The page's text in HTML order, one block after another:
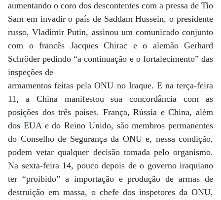
aumentando o coro dos descontentes com a pressa de Tio
Sam em invadir o país de Saddam Hussein, o presidente
russo, Vladimir Putin, assinou um comunicado conjunto
com o francês Jacques Chirac e o alemão Gerhard
Schröder pedindo “a continuação e o fortalecimento” das
inspeções de
armamentos feitas pela ONU no Iraque. E na terça-feira
11, a China manifestou sua concordância com as
posições dos três países. França, Rússia e China, além
dos EUA e do Reino Unido, são membros permanentes
do Conselho de Segurança da ONU e, nessa condição,
podem vetar qualquer decisão tomada pelo organismo.
Na sexta-feira 14, pouco depois de o governo iraquiano
ter “proibido” a importação e produção de armas de
destruição em massa, o chefe dos inspetores da ONU,